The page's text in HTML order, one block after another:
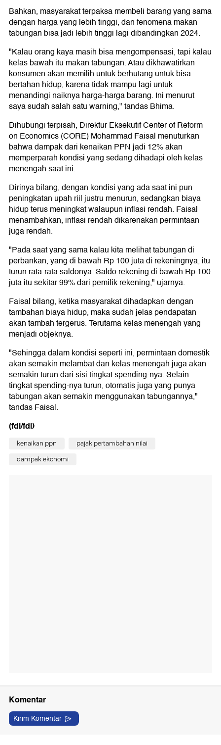
Bahkan, masyarakat terpaksa membeli barang yang sama
dengan harga yang lebih tinggi, dan fenomena makan
tabungan bisa jadi lebih tinggi lagi dibandingkan 2024.
"Kalau orang kaya masih bisa mengompensasi, tapi kalau
kelas bawah itu makan tabungan. Atau dikhawatirkan
konsumen akan memilih untuk berhutang untuk bisa
bertahan hidup, karena tidak mampu lagi untuk
menandingi naiknya harga-harga barang. Ini menurut
saya sudah salah satu warning," tandas Bhima.
Dihubungi terpisah, Direktur Eksekutif Center of Reform
on Economics (CORE) Mohammad Faisal menuturkan
bahwa dampak dari kenaikan PPN jadi 12% akan
memperparah kondisi yang sedang dihadapi oleh kelas
menengah saat ini.
Dirinya bilang, dengan kondisi yang ada saat ini pun
peningkatan upah riil justru menurun, sedangkan biaya
hidup terus meningkat walaupun inflasi rendah. Faisal
menambahkan, inflasi rendah dikarenakan permintaan
juga rendah.
"Pada saat yang sama kalau kita melihat tabungan di
perbankan, yang di bawah Rp 100 juta di rekeningnya, itu
turun rata-rata saldonya. Saldo rekening di bawah Rp 100
juta itu sekitar 99% dari pemilik rekening," ujarnya.
Faisal bilang, ketika masyarakat dihadapkan dengan
tambahan biaya hidup, maka sudah jelas pendapatan
akan tambah tergerus. Terutama kelas menengah yang
menjadi objeknya.
"Sehingga dalam kondisi seperti ini, permintaan domestik
akan semakin melambat dan kelas menengah juga akan
semakin turun dari sisi tingkat spending-nya. Selain
tingkat spending-nya turun, otomatis juga yang punya
tabungan akan semakin menggunakan tabungannya,"
tandas Faisal.
(fdl/fdl)
kenaikan ppn pajak pertambahan nilai
dampak ekonomi